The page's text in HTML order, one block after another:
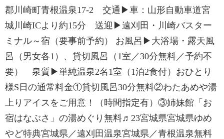
郡川崎町青根温泉17-2 交通▶車：山形自動車道宮
城川崎ICより約15分 送迎▶遠刈田・川崎バスター
ミナル～宿（要事前予約） お風呂▶大浴場・露天風
呂（男女各1）、貸切風呂（1室／30分無料／予約不
要） 泉質▶単純温泉2名1室（1泊2食付）おひとり
様S日の通常料金①貸切風呂30分無料②わたあめや湯
上りアイスをご用意！（時間指定有）③姉妹館「お
宿はなぶさ」の湯めぐり無料♬23宮城県宮城県ゆめ
やど特典宮城県／遠刈田温泉宮城県／青根温泉無料